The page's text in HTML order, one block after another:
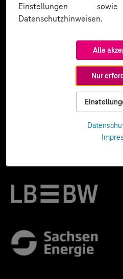
Einstellungen
Datenschutzhinweisen.
Alle
Nur